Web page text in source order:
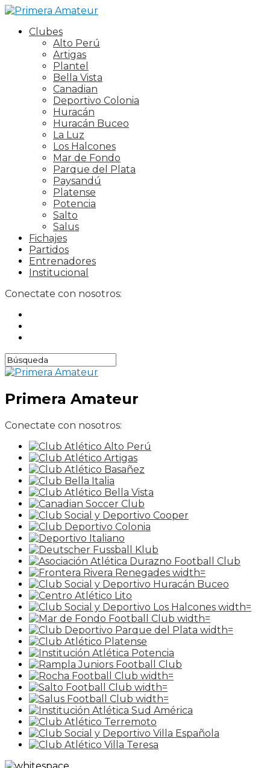
Clubes
Alto Perú
Artigas
Plantel
Bella Vista
Canadian
Deportivo Colonia
Huracán
Huracán Buceo
La Luz
Los Halcones
Mar de Fondo
Parque del Plata
Paysandú
Platense
Potencia
Salto
Salus
Fichajes
Partidos
Entrenadores
Institucional
Conectate con nosotros:
Primera Amateur
Conectate con nosotros: